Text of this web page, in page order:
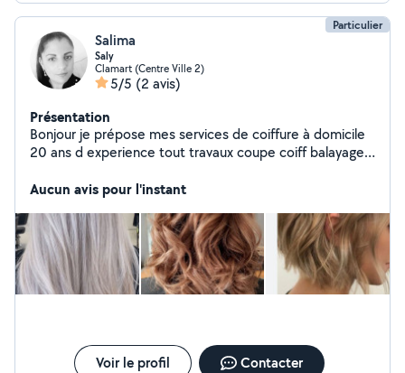
Particulier
Salima
Saly
Clamart (Centre Ville 2)
5/5 (2 avis)
Présentation
Bonjour je prépose mes services de coiffure à domicile
20 ans d experience tout travaux coupe coiff balayage
Aucun avis pour l'instant
Voir le profil Contacter